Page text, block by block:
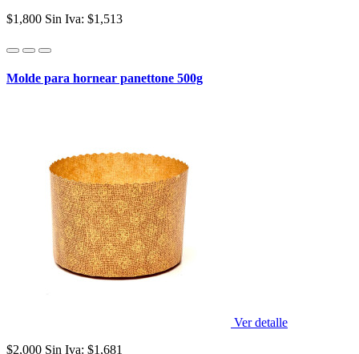
$1,800 Sin Iva: $1,513
Molde para hornear panettone 500g
Ver detalle
$2,000 Sin Iva: $1,681